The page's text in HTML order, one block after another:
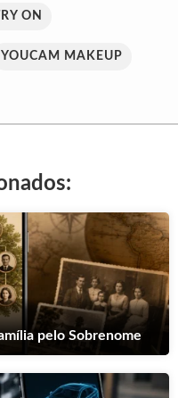
ON
YOUCAM MAKEUP
pelo Sobrenome